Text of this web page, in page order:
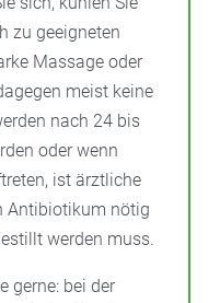
zu geeigneten
Massage oder
meist keine
nach 24 bis
oder wenn
ist ärztliche
Antibiotikum nötig
werden muss.
gerne: bei der